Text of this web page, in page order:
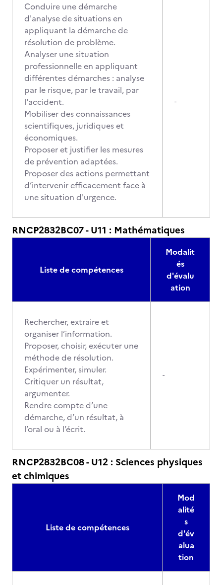
Conduire une démarche
d'analyse de situations en
appliquant la démarche de
résolution de problème.
Analyser une situation
professionnelle en appliquant
différentes démarches : analyse
par le risque, par le travail, par
l'accident.
Mobiliser des connaissances
scientifiques, juridiques et
économiques.
Proposer et justifier les mesures
de prévention adaptées.
Proposer des actions permettant
d’intervenir efficacement face à
une situation d'urgence.
-
RNCP2832BC07 - U11 : Mathématiques
Liste de compétences
Modalit
és
d'évalu
ation
Rechercher, extraire et
organiser l’information.
Proposer, choisir, exécuter une
méthode de résolution.
Expérimenter, simuler.
Critiquer un résultat,
argumenter.
Rendre compte d’une
démarche, d’un résultat, à
l’oral ou à l’écrit.
-
RNCP2832BC08 - U12 : Sciences physiques
et chimiques
Liste de compétences
Mod
alité
s
d'év
alua
tion